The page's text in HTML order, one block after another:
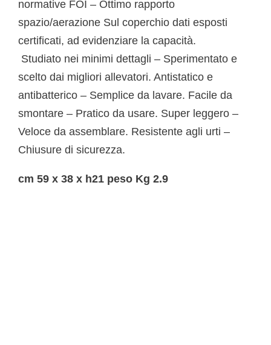
normative FOI – Ottimo rapporto
spazio/aerazione Sul coperchio dati esposti
certificati, ad evidenziare la capacità.
Studiato nei minimi dettagli – Sperimentato e
scelto dai migliori allevatori. Antistatico e
antibatterico – Semplice da lavare. Facile da
smontare – Pratico da usare. Super leggero –
Veloce da assemblare. Resistente agli urti –
Chiusure di sicurezza.
cm 59 x 38 x h21 peso Kg 2.9